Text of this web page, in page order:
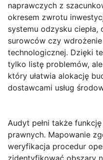
naprawczych z
okresem zwrotu
systemu odzysku
surowców czy
technologicznej. Dzięki
tylko listę problemów,
który ułatwia alokację
dostawcami usług
Audyt pełni także
prawnych. Mapowanie
weryfikacja procedur